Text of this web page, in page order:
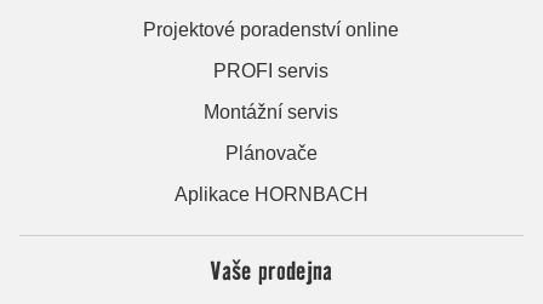
Projektové poradenství online
PROFI servis
Montážní servis
Plánovače
Aplikace HORNBACH
Vaše prodejna